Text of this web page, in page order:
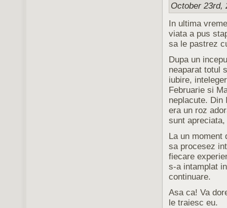
October 23rd,
In ultima
viata a pus
sa le pastrez
Dupa un
neaparat totul
iubire,
Februarie si
neplacute. Din
era un roz
sunt
La un moment
sa procesez
fiecare
s-a intamplat
continuare.
Asa ca! Va
le traiesc eu.